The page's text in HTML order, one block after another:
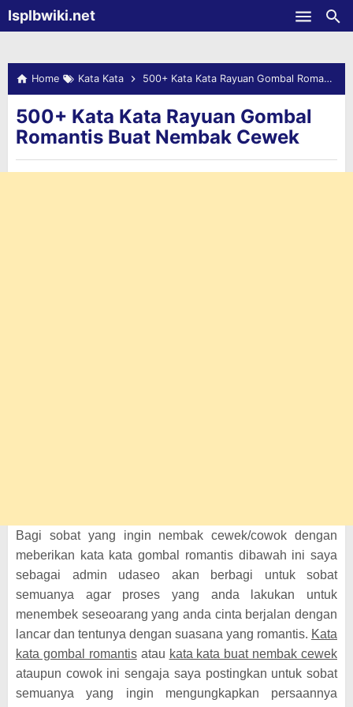
-->Isplbwiki.net
Home Kata Kata 500+ Kata Kata Rayuan Gombal Romantis Buat Nembak Cewek
500+ Kata Kata Rayuan Gombal
Romantis Buat Nembak Cewek
Bagi sobat yang ingin nembak cewek/cowok dengan
meberikan kata kata gombal romantis dibawah ini saya
sebagai admin udaseo akan berbagi untuk sobat
semuanya agar proses yang anda lakukan untuk
menembek seseoarang yang anda cinta berjalan dengan
lancar dan tentunya dengan suasana yang romantis. Kata
kata gombal romantisatau kata kata buat nembak cewek
ataupun cowok ini sengaja saya postingkan untuk sobat
semuanya yang ingin mengungkapkan persaannya